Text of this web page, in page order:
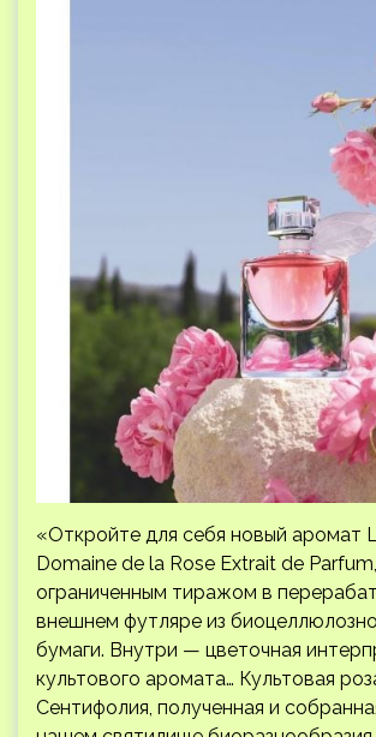
«Откройте для себя новый аромат
Domaine de la Rose Extrait de
ограниченным тиражом в
внешнем футляре из
бумаги. Внутри — цветочная
культового аромата… Культовая
Сентифолия, полученная и